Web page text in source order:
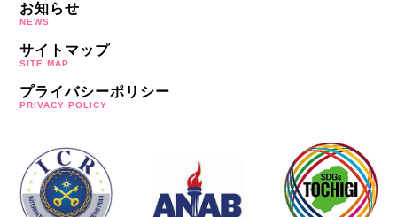
お知らせ
NEWS
サイトマップ
SITE MAP
プライバシーポリシー
PRIVACY POLICY